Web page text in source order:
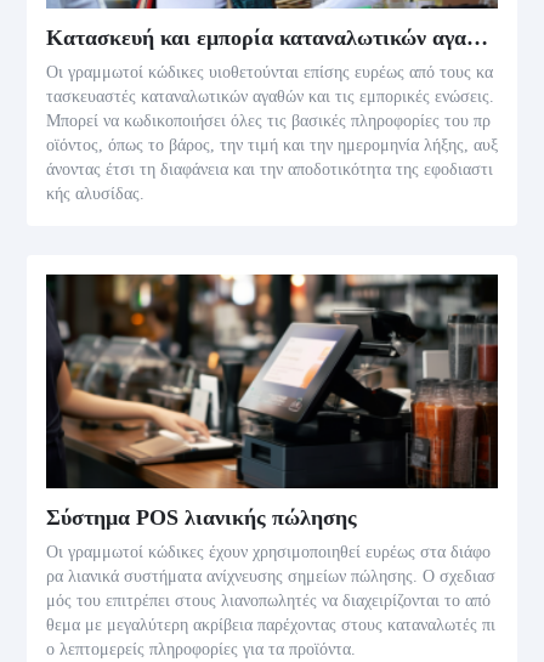
Κατασκευή και εμπορία καταναλωτικών αγαθών
Οι γραμμωτοί κώδικες υιοθετούνται επίσης ευρέως από τους κα
τασκευαστές καταναλωτικών αγαθών και τις εμπορικές ενώσεις.
Μπορεί να κωδικοποιήσει όλες τις βασικές πληροφορίες του πρ
οϊόντος, όπως το βάρος, την τιμή και την ημερομηνία λήξης, αυξ
άνοντας έτσι τη διαφάνεια και την αποδοτικότητα της εφοδιαστι
κής αλυσίδας.
Σύστημα POS λιανικής πώλησης
Οι γραμμωτοί κώδικες έχουν χρησιμοποιηθεί ευρέως στα διάφο
ρα λιανικά συστήματα ανίχνευσης σημείων πώλησης. Ο σχεδιασ
μός του επιτρέπει στους λιανοπωλητές να διαχειρίζονται το από
θεμα με μεγαλύτερη ακρίβεια παρέχοντας στους καταναλωτές πι
ο λεπτομερείς πληροφορίες για τα προϊόντα.